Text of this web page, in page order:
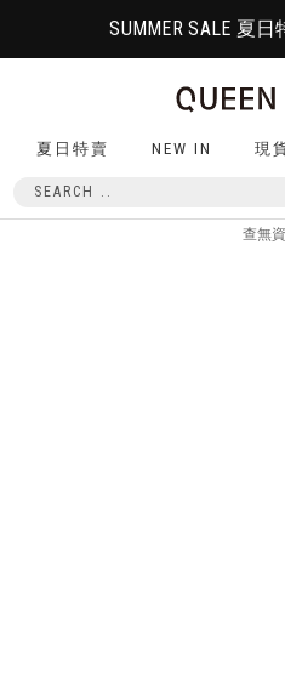
SUMMER SALE 夏
夏日特賣 NEW IN 現
查無